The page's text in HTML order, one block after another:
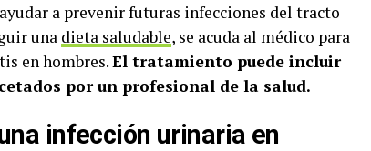
a prevenir futuras infecciones del tracto
una dieta saludable, se acuda al médico para
en hombres.El tratamiento puede incluir
por un profesional de la salud.
infección urinaria en